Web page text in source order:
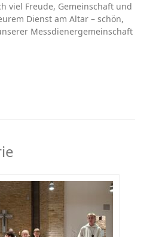
viel Freude, Gemeinschaft und
Dienst am Altar – schön,
Messdienergemeinschaft